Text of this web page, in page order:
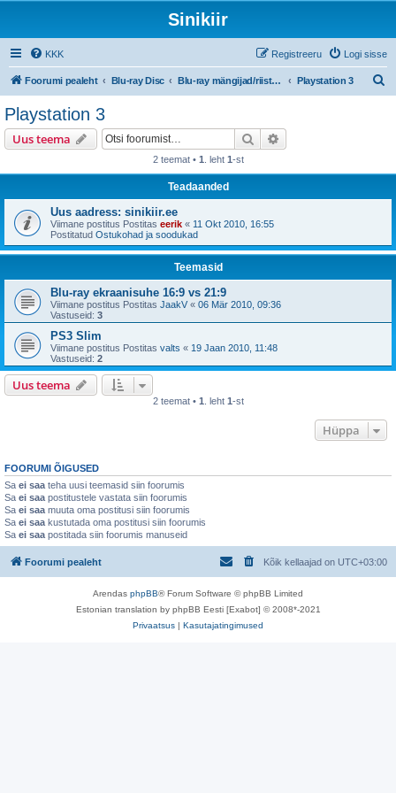
Sinikiir
KKK Logi sisse
Registreeru
Foorumi pealeht Blu-ray Disc Blu-ray mängijad/riistvara Playstation 3
Playstation 3
Uus teema Otsi
2 teemat • 1 . leht 1-st
Teadaanded
Uus aadress: sinikiir.ee
Viimane postitus Postitas eerik « 11 Okt 2010, 16:55
Postitatud Ostukohad ja soodukad
Teemasid
Blu-ray ekraanisuhe 16:9 vs 21:9
Viimane postitus Postitas JaakV « 06 Mär 2010, 09:36
Vastuseid: 3
PS3 Slim
Viimane postitus Postitas valts « 19 Jaan 2010, 11:48
Vastuseid: 2
Uus teema
2 teemat • 1 . leht 1-st
Hüppa
FOORUMI ÕIGUSED
Sa ei saa teha uusi teemasid siin foorumis
Sa ei saa postitustele vastata siin foorumis
Sa ei saa muuta oma postitusi siin foorumis
Sa ei saa kustutada oma postitusi siin foorumis
Sa ei saa postitada siin foorumis manuseid
Foorumi pealeht Kõik kellaajad on UTC+03:00
Arendas phpBB® Forum Software © phpBB Limited
Estonian translation by phpBB Eesti [Exabot] © 2008*-2021
Privaatsus | Kasutajatingimused